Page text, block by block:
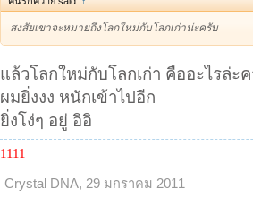
สงสัยเขาจะหมายถึงโลกใหม่กับโลกเก่าน่ะครับ
แล้วโลกใหม่กับโลกเก่า คืออะไรล่ะ
ผมยิ่งงง หนักเข้าไปอีก
ยิ่งโง่ๆ อยู่ อิอิ
1111
Crystal DNA, 29 มกราคม 2011